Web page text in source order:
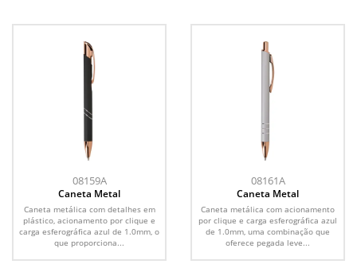
08159A
Caneta Metal
Caneta metálica com detalhes em
plástico, acionamento por clique e
carga esferográfica azul de 1.0mm, o
que proporciona...
08161A
Caneta Metal
Caneta metálica com acionamento
por clique e carga esferográfica azul
de 1.0mm, uma combinação que
oferece pegada leve...